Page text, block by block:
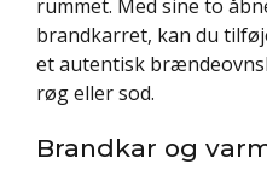
rummet. Med sine to
brandkarret, kan du
et autentisk
røg eller sod.
Brandkar og